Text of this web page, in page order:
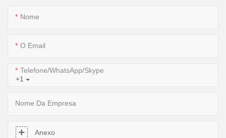
Nome
O Email
+1
Telefone/WhatsApp/Skype
Nome Da Empresa
Anexo